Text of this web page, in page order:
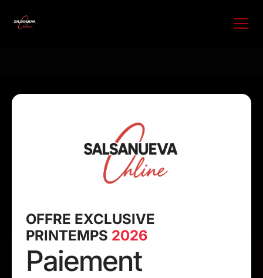
OFFRE EXCLUSIVE
PRINTEMPS 2026
Paiement